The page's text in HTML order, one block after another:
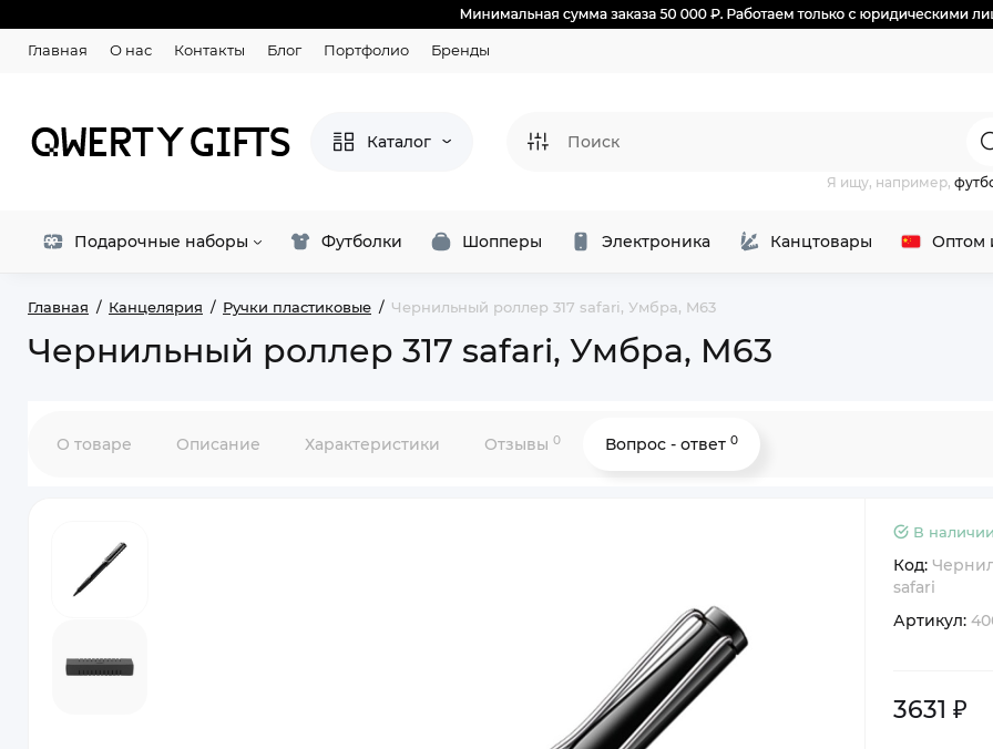
Главная О нас Контакты Блог Портфолио Бренды
Каталог
Я ищу, например,
Подарочные наборы Футболки Шопперы Электроника Канцтовары Оптом
Главная Канцелярия Ручки пластиковые Чернильный роллер 317 safari, Умбра, M63
Чернильный роллер 317 safari, Умбра, M63
О товаре Описание Характеристики Отзывы 0 Вопрос - ответ 0
В
Код:
safari
Артикул:
3631 ₽